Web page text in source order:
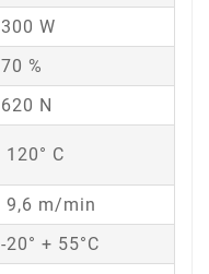
300 W
70 %
620 N
120° C
9,6 m/min
-20° + 55°C